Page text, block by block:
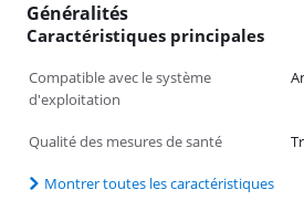
Généralités
Caractéristiques principales
Compatible avec le système
d'exploitation
Qualité des mesures de santé
Montrer toutes les caractéristiques